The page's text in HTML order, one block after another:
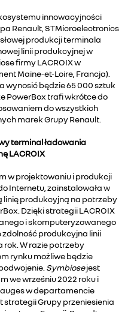
innowacyjności
Renault, STMicroelectronics
produkcji terminala
linii produkcyjnej w
firmy LACROIX w
Maine-et-Loire, Francja).
wynosić będzie 65 000 sztuk
PowerBox trafi wkrótce do
do wszystkich
marek Grupy Renault.
terminal ładowania
LACROIX
w projektowaniu i produkcji
Internetu, zainstalowała w
linię produkcyjną na potrzeby
Dzięki strategii LACROIX
i skomputeryzowanego
zdolność produkcyjna linii
rok. W razie potrzeby
rynku możliwe będzie
Symbiosejest
we wrześniu 2022 roku i
w departamencie
strategii Grupy przeniesienia